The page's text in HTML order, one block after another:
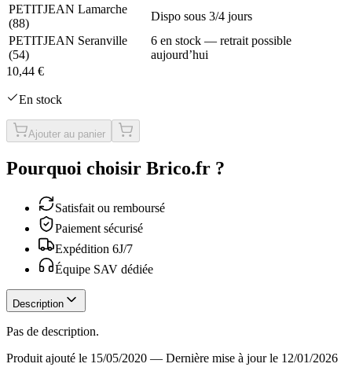
PETITJEAN Lamarche
(88)
Dispo sous 3/4 jours
PETITJEAN Seranville
(54)
6 en stock — retrait possible
aujourd’hui
10,44 €
En stock
Ajouter au panier
Pourquoi choisir Brico.fr ?
Satisfait ou remboursé
Paiement sécurisé
Expédition 6J/7
Équipe SAV dédiée
Description
Pas de description.
Produit ajouté le 15/05/2020 — Dernière mise à jour le 12/01/2026